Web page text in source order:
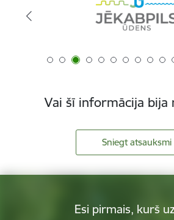
Vai šī informācija bija
Sniegt atsauksmi
Esi pirmais, kurš